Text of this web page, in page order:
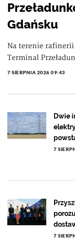
Gdańsku
Na terenie rafinerii
Terminal
7 SIERPNIA 2026 09:43
Dwie
7
7